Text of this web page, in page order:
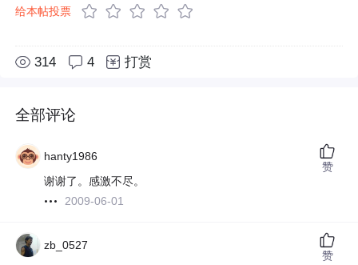
给本帖投票
314 4 打赏
全部评论
hanty1986
谢谢了。感激不尽。
2009-06-01
赞
zb_0527
赞